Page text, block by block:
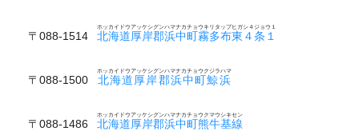
〒088-1514 北海道厚岸郡浜中町霧多布東４条１
ホッカイドウアッケシグンハマナカチョウキリタップヒガシ４ジョウ１
〒088-1500 北海道厚岸郡浜中町鯨浜
ホッカイドウアッケシグンハマナカチョウクジラハマ
〒088-1486 北海道厚岸郡浜中町熊牛基線
ホッカイドウアッケシグンハマナカチョウクマウシキセン